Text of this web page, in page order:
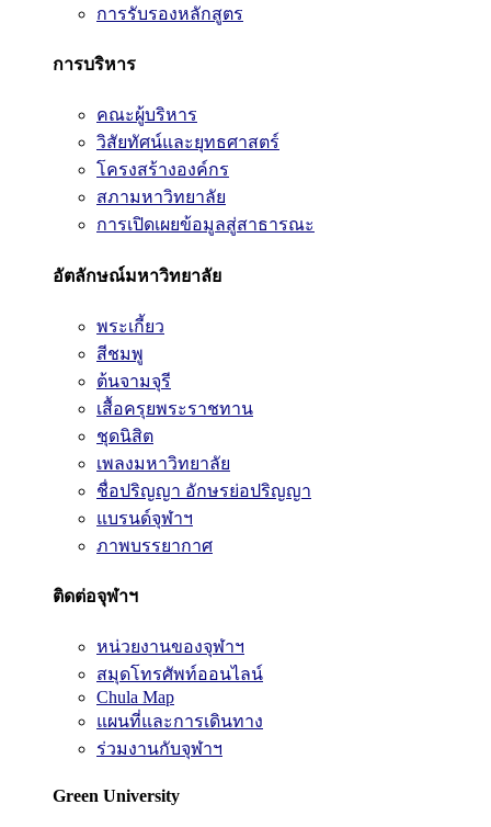
การรับรองหลักสูตร
การบริหาร
คณะผู้บริหาร
วิสัยทัศน์และยุทธศาสตร์
โครงสร้างองค์กร
สภามหาวิทยาลัย
การเปิดเผยข้อมูลสู่สาธารณะ
อัตลักษณ์มหาวิทยาลัย
พระเกี้ยว
สีชมพู
ต้นจามจุรี
เสื้อครุยพระราชทาน
ชุดนิสิต
เพลงมหาวิทยาลัย
ชื่อปริญญา อักษรย่อปริญญา
แบรนด์จุฬาฯ
ภาพบรรยากาศ
ติดต่อจุฬาฯ
หน่วยงานของจุฬาฯ
สมุดโทรศัพท์ออนไลน์
Chula Map
แผนที่และการเดินทาง
ร่วมงานกับจุฬาฯ
Green University